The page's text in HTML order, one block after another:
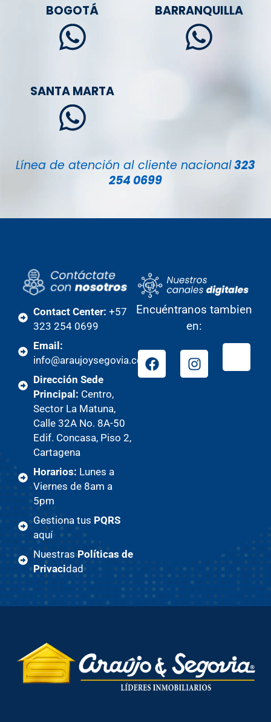
BOGOTÁ BARRANQUILLA
SANTA MARTA
Línea de atención al cliente nacional323
254 0699
Contact Center: +57
323 254 0699
Email:
info@araujoysegovia.com
Dirección Sede
Principal: Centro,
Sector La Matuna,
Calle 32A No. 8A-50
Edif. Concasa, Piso 2,
Cartagena
Horarios: Lunes a
Viernes de 8am a
5pm
Gestiona tus PQRS
aquí
NuestrasPolíticas de
Privacidad
Encuéntranos tambien
en: